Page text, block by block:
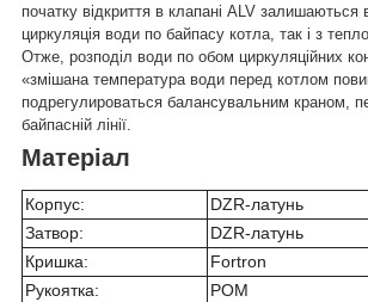
початку відкриття в клапані ALV залишаються
циркуляція води по байпасу котла, так і з
Отже, розподіл води по обом циркуляційних
«змішана температура води перед котлом
подрегулироваться балансувальним краном,
байпасній лінії.
Матеріал
Корпус:
DZR-латунь
Затвор:
DZR-латунь
Кришка:
Fortron
Рукоятка:
POM